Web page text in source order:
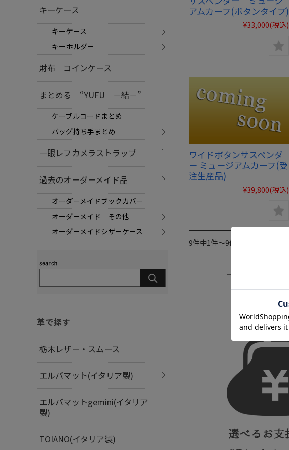
アムカーフ(ボタンタイプ)
¥33,000(税込)
ワイドボタンサスペンダ
ー ミュージアムカーフ(受
注生産品)
¥39,800(税込)
9件中1件～9件を表示
キーケース
キーケース
キーホルダー
財布 コインケース
まとめる “YUFU －結－”
ケーブルコードまとめ
バッグ持ち手まとめ
一眼レフカメラストラップ
過去のオーダーメイド品
オーダーメイドブックカバー
オーダーメイド その他
オーダーメイドシザーケース
革で探す
栃木レザー・スムース
エルバマット(イタリア製)
エルバマットgemini(イタリア
製)
TOIANO(イタリア製)